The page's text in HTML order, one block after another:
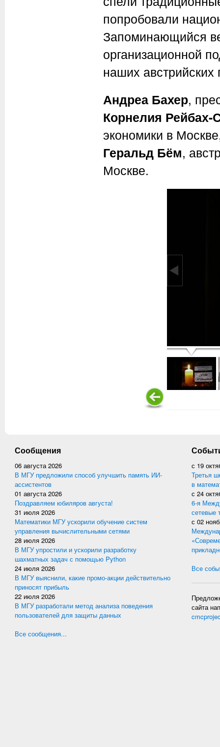
попробовали
Запоминающийся
организационной
наших австрийских
Андреа Бахер,
Корнелия Рейбах-
экономики в
Геральд Бём,
Москве.
Сообщения
06 августа 2026
В МГУ предложили способ улучшить память ИИ-
ассистентов
01 августа 2026
Поздравляем юбиляров августа!
31 июля 2026
Математики МГУ ускорили обучение систем
управления вычислительными сетями
28 июля 2026
В МГУ упростили и ускорили разработку
шахматных задач с помощью Python
24 июля 2026
В МГУ выяснили, какие промо-акции действительно
приносят прибыль
22 июля 2026
В МГУ разработали метод анализа поведения
пользователей для защиты данных
Все сообщения...
с 19
Третья
в
с 24
6-я
сетевые
с 02
Все
сайта